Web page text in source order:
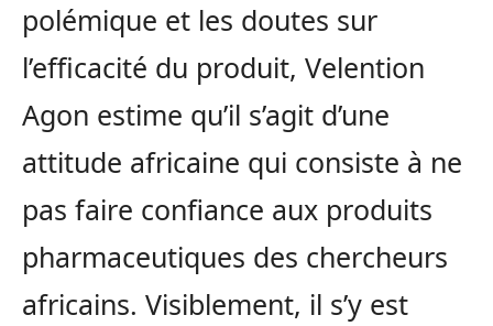
polémique et les doutes sur
l’efficacité du produit, Velention
Agon estime qu’il s’agit d’une
attitude africaine qui consiste à ne
pas faire confiance aux produits
pharmaceutiques des chercheurs
africains. Visiblement, il s’y est